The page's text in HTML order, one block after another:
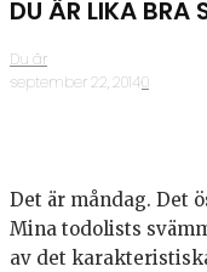
DU ÄR LIKA BRA
Du är
·september 22, 2014·0
Det är måndag. Det
Mina todolists
av det